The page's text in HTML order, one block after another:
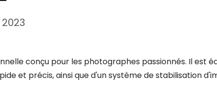
conçu pour les photographes passionnés. Il est
et précis, ainsi que d'un système de stabilisation